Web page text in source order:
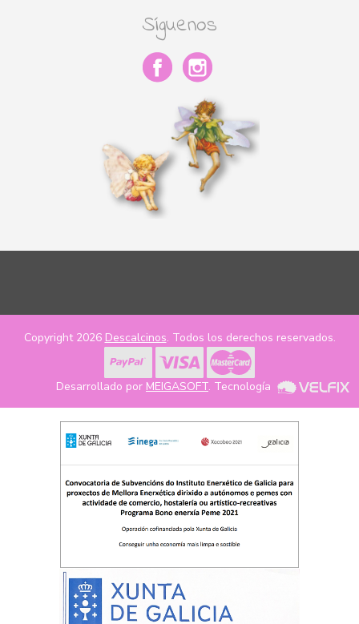
Síguenos
Copyright 2026 Descalcinos. Todos los derechos reservados.
Desarrollado por MEIGASOFT. Tecnología